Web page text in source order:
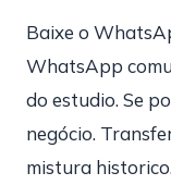
Baixe o
WhatsApp
do estudio. Se
negócio.
mistura historico.